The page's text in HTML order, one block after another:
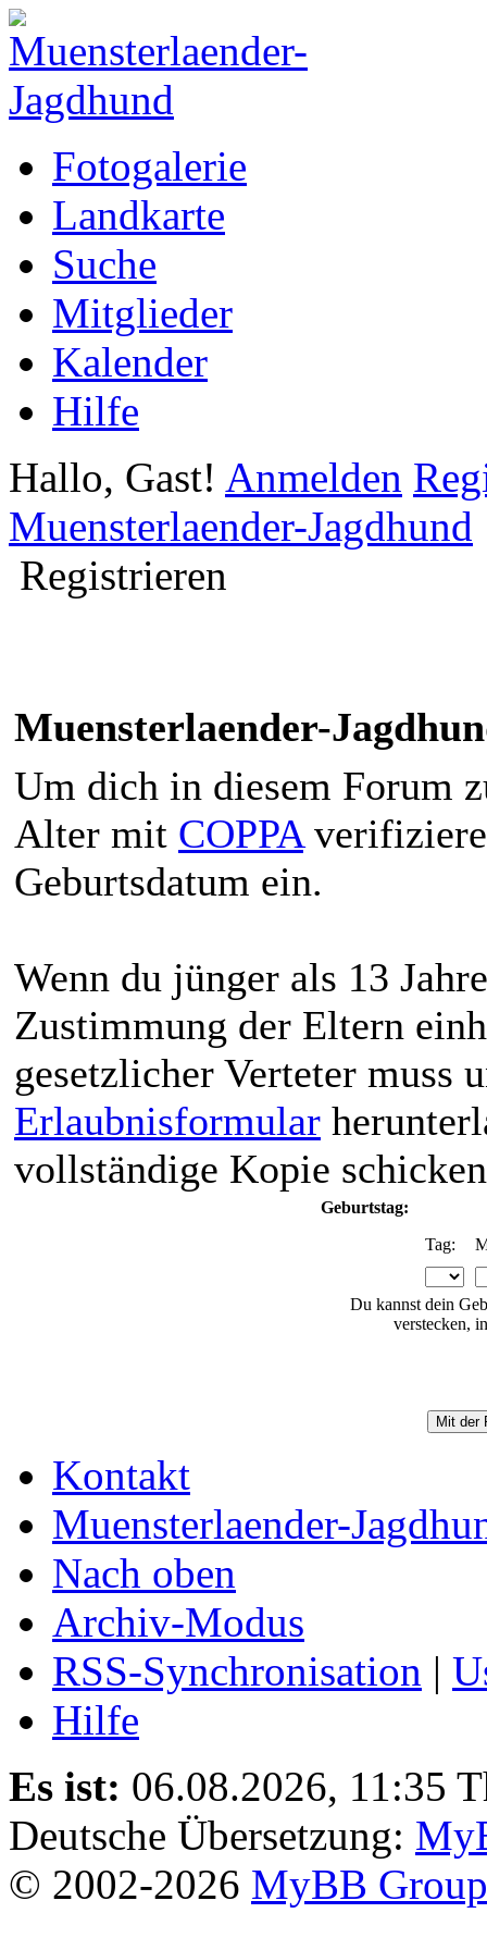
Fotogalerie
Landkarte
Suche
Mitglieder
Kalender
Hilfe
Hallo, Gast! Anmelden
Muensterlaender-Jagdhund
Registrieren
Muensterlaender-
Um dich in diesem Forum
Alter mit COPPA
Geburtsdatum ein.
Wenn du jünger als 13
Zustimmung der Eltern
gesetzlicher Verteter muss
Erlaubnisformular
vollständige Kopie
Geburtstag:
Tag:
Du kannst dein
verstecken,
Kontakt
Muensterlaender-
Nach oben
Archiv-Modus
RSS-Synchronisation |
Hilfe
Es ist: 06.08.2026, 11:35
Deutsche Übersetzung:
© 2002-2026 MyBB Group